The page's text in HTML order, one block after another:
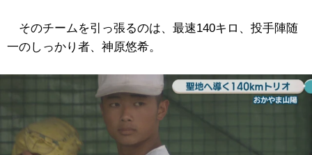
そのチームを引っ張るのは、最速140キロ、投手陣随
一のしっかり者、神原悠希。